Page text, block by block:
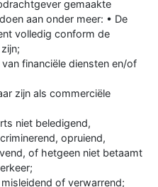
gemaakte
aan onder meer: • De
volledig conform de
financiële diensten en/of
zijn als commerciële
niet beledigend,
opruiend,
of hetgeen niet betaamt
of verwarrend;